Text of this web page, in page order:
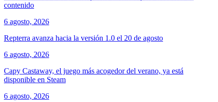
contenido
6 agosto, 2026
Repterra avanza hacia la versión 1.0 el 20 de agosto
6 agosto, 2026
Capy Castaway, el juego más acogedor del verano, ya está
disponible en Steam
6 agosto, 2026